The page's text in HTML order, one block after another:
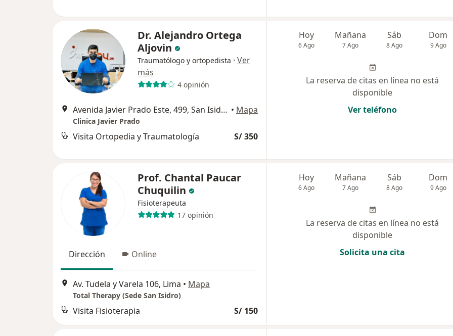
Dr. Alejandro Ortega
Aljovin
Traumatólogo y ortopedista · Ver
más
4 opinión
Avenida Javier Prado Este, 499, San Isidro • Mapa
Clinica Javier Prado
Visita Ortopedia y Traumatología S/ 350
Hoy
6 Ago
Mañana
7 Ago
Sáb
8 Ago
Dom
9 Ago
La reserva de citas en línea no está
disponible
Ver teléfono
Prof. Chantal Paucar
Chuquilin
Fisioterapeuta
17 opinión
Dirección Online
Av. Tudela y Varela 106, Lima • Mapa
Total Therapy (Sede San Isidro)
Visita Fisioterapia S/ 150
Hoy
6 Ago
Mañana
7 Ago
Sáb
8 Ago
Dom
9 Ago
La reserva de citas en línea no está
disponible
Solicita una cita